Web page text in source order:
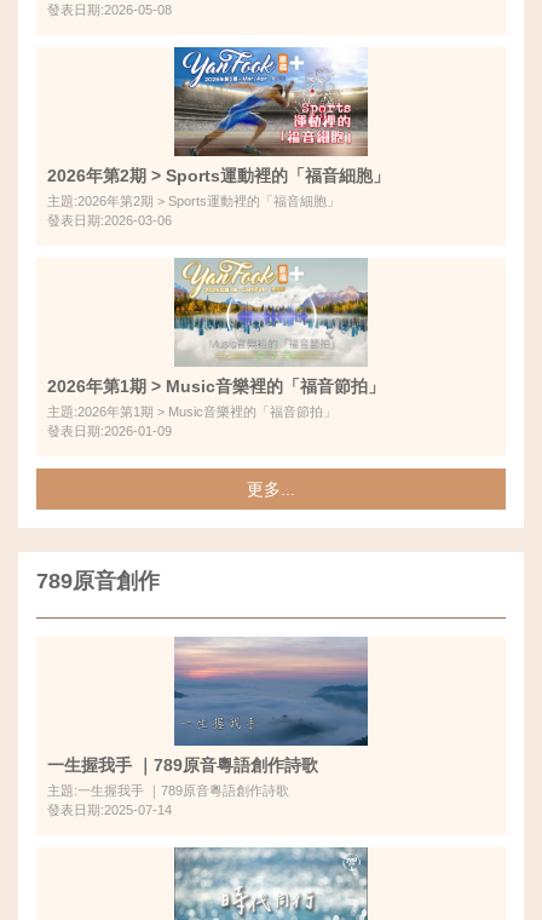
發表日期:2026-05-08
2026年第2期 > Sports運動裡的「福音細胞」
主題:2026年第2期 > Sports運動裡的「福音細胞」
發表日期:2026-03-06
2026年第1期 > Music音樂裡的「福音節拍」
主題:2026年第1期 > Music音樂裡的「福音節拍」
發表日期:2026-01-09
更多...
789原音創作
一生握我手 ｜789原音粵語創作詩歌
主題:一生握我手 ｜789原音粵語創作詩歌
發表日期:2025-07-14